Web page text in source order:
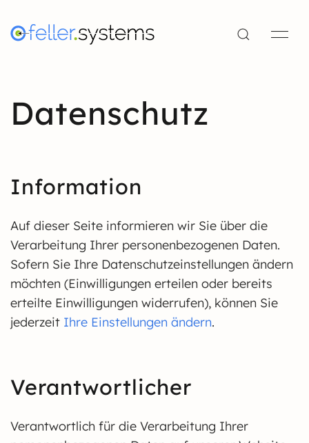
Datenschutz
Information
Auf dieser Seite informieren wir Sie über die
Verarbeitung Ihrer personenbezogenen Daten.
Sofern Sie Ihre Datenschutzeinstellungen ändern
möchten (Einwilligungen erteilen oder bereits
erteilte Einwilligungen widerrufen), können Sie
jederzeit Ihre Einstellungen ändern.
Verantwortlicher
Verantwortlich für die Verarbeitung Ihrer